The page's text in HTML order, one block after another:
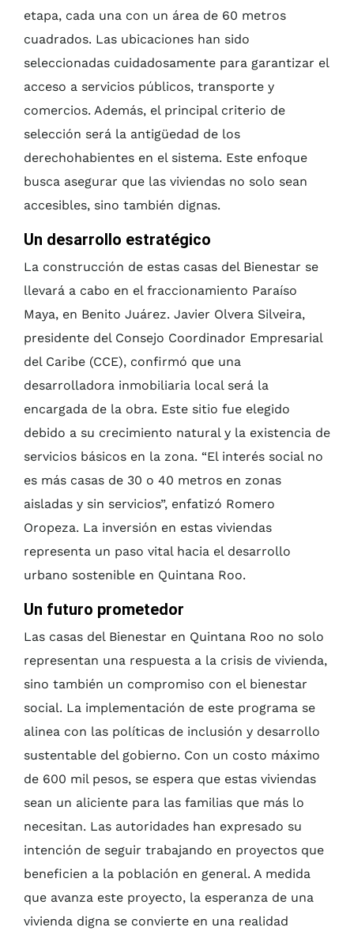
etapa, cada una con un área de 60 metros
cuadrados. Las ubicaciones han sido
seleccionadas cuidadosamente para garantizar el
acceso a servicios públicos, transporte y
comercios. Además, el principal criterio de
selección será la antigüedad de los
derechohabientes en el sistema. Este enfoque
busca asegurar que las viviendas no solo sean
accesibles, sino también dignas.
Un desarrollo estratégico
La construcción de estas casas del Bienestar se
llevará a cabo en el fraccionamiento Paraíso
Maya, en Benito Juárez. Javier Olvera Silveira,
presidente del Consejo Coordinador Empresarial
del Caribe (CCE), confirmó que una
desarrolladora inmobiliaria local será la
encargada de la obra. Este sitio fue elegido
debido a su crecimiento natural y la existencia de
servicios básicos en la zona. “El interés social no
es más casas de 30 o 40 metros en zonas
aisladas y sin servicios”, enfatizó Romero
Oropeza. La inversión en estas viviendas
representa un paso vital hacia el desarrollo
urbano sostenible en Quintana Roo.
Un futuro prometedor
Las casas del Bienestar en Quintana Roo no solo
representan una respuesta a la crisis de vivienda,
sino también un compromiso con el bienestar
social. La implementación de este programa se
alinea con las políticas de inclusión y desarrollo
sustentable del gobierno. Con un costo máximo
de 600 mil pesos, se espera que estas viviendas
sean un aliciente para las familias que más lo
necesitan. Las autoridades han expresado su
intención de seguir trabajando en proyectos que
beneficien a la población en general. A medida
que avanza este proyecto, la esperanza de una
vivienda digna se convierte en una realidad